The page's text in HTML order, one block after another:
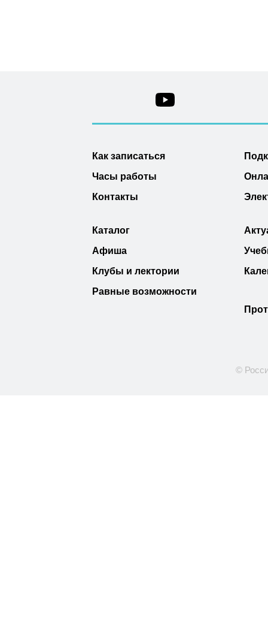
Как записаться
Часы работы
Контакты
Каталог
Афиша
Клубы и лектории
Равные возможности
©